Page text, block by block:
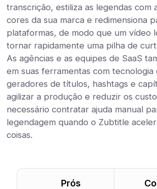
transcrição, estiliza as legendas com
cores da sua marca e redimensiona
plataformas, de modo que um vídeo
tornar rapidamente uma pilha de
As agências e as equipes de SaaS
em suas ferramentas com tecnologia
geradores de títulos, hashtags e
agilizar a produção e reduzir os
necessário contratar ajuda manual
legendagem quando o Zubtitle
coisas.
Prós